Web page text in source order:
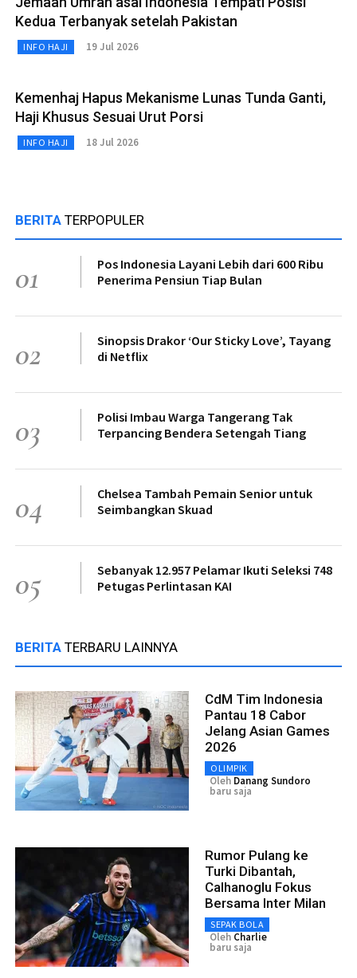
Kedua Terbanyak setelah Pakistan
INFO HAJI 19 Jul 2026
Kemenhaj Hapus Mekanisme Lunas Tunda Ganti,
Haji Khusus Sesuai Urut Porsi
INFO HAJI 18 Jul 2026
BERITA TERPOPULER
01
Pos Indonesia Layani Lebih dari 600 Ribu
Penerima Pensiun Tiap Bulan
02
Sinopsis Drakor ‘Our Sticky Love’, Tayang
di Netflix
03
Polisi Imbau Warga Tangerang Tak
Terpancing Bendera Setengah Tiang
04
Chelsea Tambah Pemain Senior untuk
Seimbangkan Skuad
05
Sebanyak 12.957 Pelamar Ikuti Seleksi 748
Petugas Perlintasan KAI
BERITA TERBARU LAINNYA
CdM Tim Indonesia
Pantau 18 Cabor
Jelang Asian Games
2026
OLIMPIK
Oleh Danang Sundoro
baru saja
Rumor Pulang ke
Turki Dibantah,
Calhanoglu Fokus
Bersama Inter Milan
SEPAK BOLA
Oleh Charlie
baru saja